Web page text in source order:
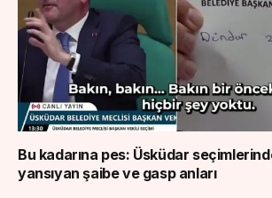
Bu kadarına pes: Üsküdar
yansıyan şaibe ve gasp anları